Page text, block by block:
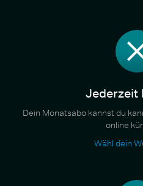
Jederzeit
Dein Monatsabo kannst du
online
Wähl dein